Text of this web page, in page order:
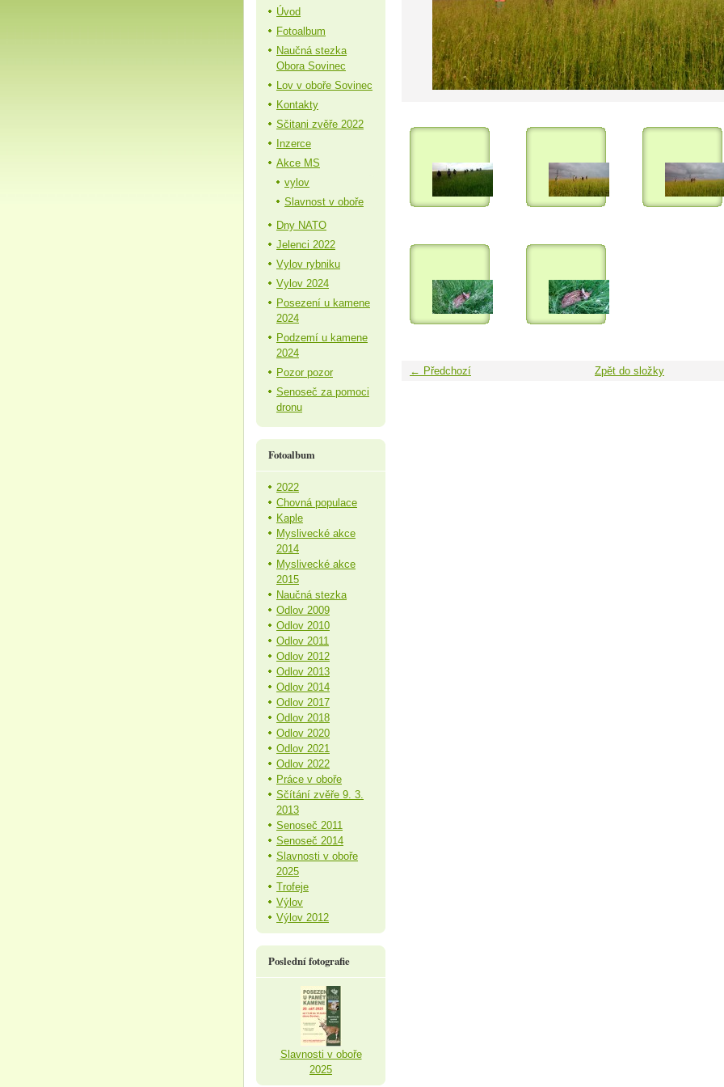
← Předchozí Zpět do složky
Úvod
Fotoalbum
Naučná stezka
Obora Sovinec
Lov v oboře Sovinec
Kontakty
Sčitani zvěře 2022
Inzerce
Akce MS
vylov
Slavnost v oboře
Dny NATO
Jelenci 2022
Vylov rybniku
Vylov 2024
Posezení u kamene
2024
Podzemí u kamene
2024
Pozor pozor
Senoseč za pomoci
dronu
Fotoalbum
2022
Chovná populace
Kaple
Myslivecké akce
2014
Myslivecké akce
2015
Naučná stezka
Odlov 2009
Odlov 2010
Odlov 2011
Odlov 2012
Odlov 2013
Odlov 2014
Odlov 2017
Odlov 2018
Odlov 2020
Odlov 2021
Odlov 2022
Práce v oboře
Sčítání zvěře 9. 3.
2013
Senoseč 2011
Senoseč 2014
Slavnosti v oboře
2025
Trofeje
Výlov
Výlov 2012
Poslední fotografie
Slavnosti v oboře
2025